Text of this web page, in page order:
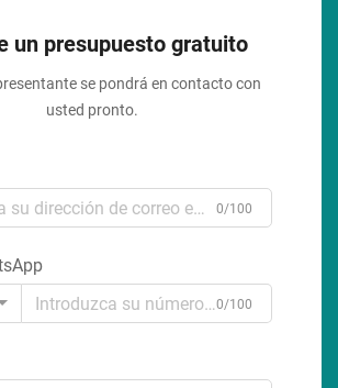
un presupuesto gratuito
se pondrá en contacto con
usted pronto.
0/100
0/100